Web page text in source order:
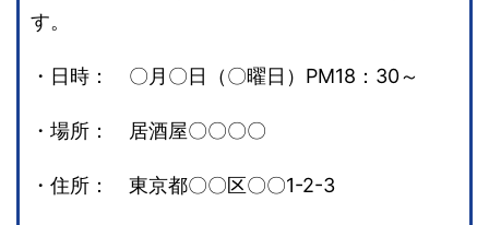
す。
・日時： 〇月〇日（〇曜日）PM18：30～
・場所： 居酒屋〇〇〇〇
・住所： 東京都〇〇区〇〇1-2-3